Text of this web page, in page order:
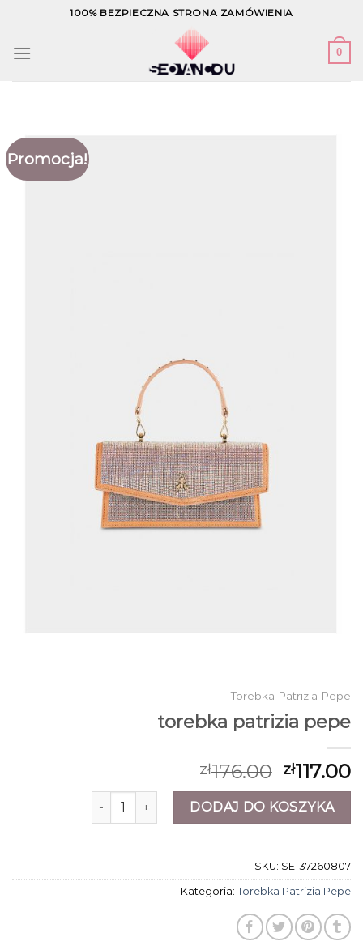
content
100% BEZPIECZNA STRONA ZAMÓWIENIA
0
Promocja!
Torebka Patrizia Pepe
torebka patrizia pepe
zł176.00 zł117.00
ilość torebka patrizia pepeDODAJ DO KOSZYKA
SKU: SE-37260807
Kategoria: Torebka Patrizia Pepe